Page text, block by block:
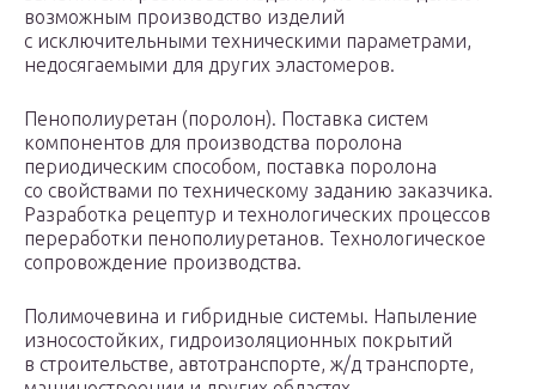
возможным производство изделий
с исключительными техническими параметрами,
недосягаемыми для других эластомеров.
Пенополиуретан (поролон). Поставка систем
компонентов для производства поролона
периодическим способом, поставка поролона
со свойствами по техническому заданию заказчика.
Разработка рецептур и технологических процессов
переработки пенополиуретанов. Технологическое
сопровождение производства.
Полимочевина и гибридные системы. Напыление
износостойких, гидроизоляционных покрытий
в строительстве, автотранспорте, ж/д транспорте,